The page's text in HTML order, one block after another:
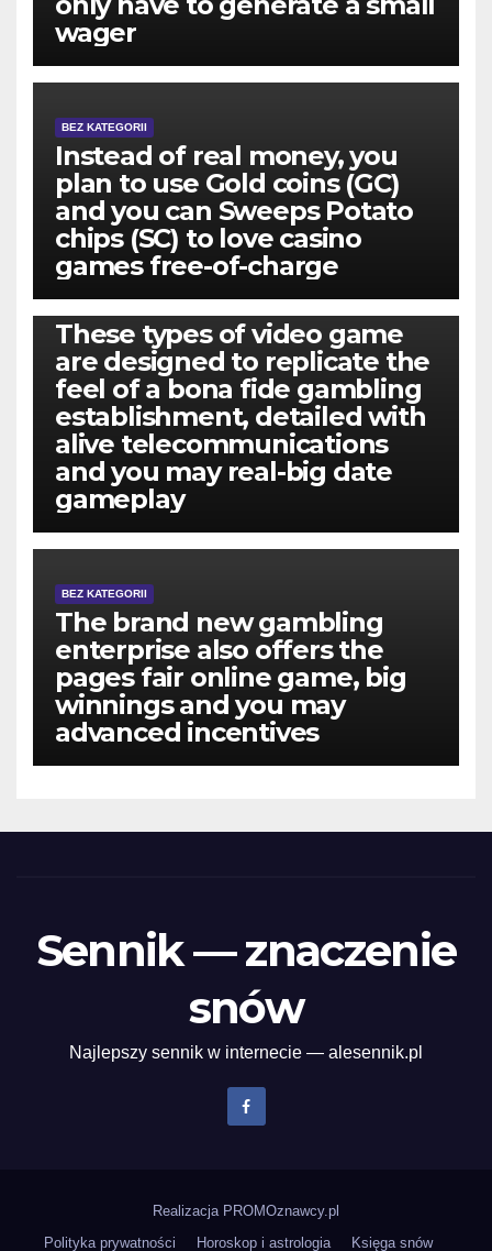
wager
BEZ KATEGORII
Instead of real money, you
plan to use Gold coins (GC)
and you can Sweeps Potato
chips (SC) to love casino
games free-of-charge
These types of video game
are designed to replicate the
feel of a bona fide gambling
establishment, detailed with
alive telecommunications
and you may real-big date
gameplay
BEZ KATEGORII
The brand new gambling
enterprise also offers the
pages fair online game, big
winnings and you may
advanced incentives
Sennik — znaczenie
snów
Najlepszy sennik w internecie — alesennik.pl
Realizacja PROMOznawcy.pl
Polityka prywatności
Horoskop i astrologia Księga snów